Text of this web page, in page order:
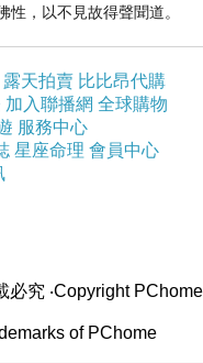
，以不見故得聲聞道。
露天拍賣 比比昂代購
加入聯播網 全球購物
服務中心
星座命理 會員中心
必究 ‧Copyright PChome
of PChome